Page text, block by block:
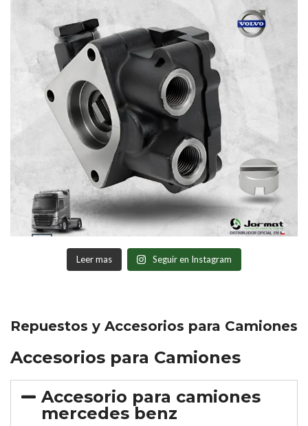
Leer mas Seguir en Instagram
Repuestos y Accesorios para Camiones
Accesorios para Camiones
Accesorio para camiones
mercedes benz